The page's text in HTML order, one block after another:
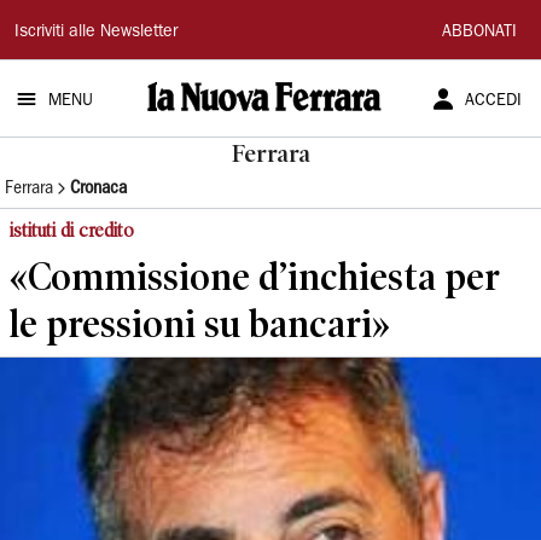
La
Nuova
Ferrara
Iscriviti alle Newsletter ABBONATI
MENU ACCEDI
Ferrara
Ferrara Cronaca
istituti di credito
«Commissione d’inchiesta per
le pressioni su bancari»